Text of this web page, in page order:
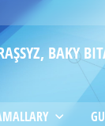
BAKY